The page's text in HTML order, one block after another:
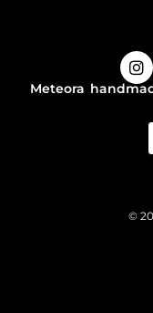
Meteora
©